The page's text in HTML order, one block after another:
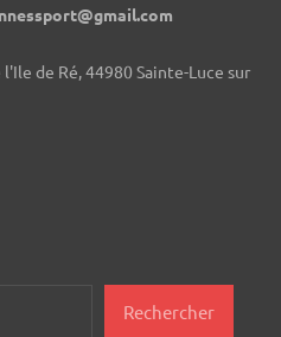
de Ré, 44980 Sainte-Luce sur
Rechercher